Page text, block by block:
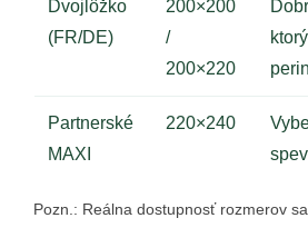
Dvojlôžko
(FR/DE)
200×200
/
200×220
Partnerské
MAXI
220×240
Pozn.: Reálna dostupnosť rozmerov